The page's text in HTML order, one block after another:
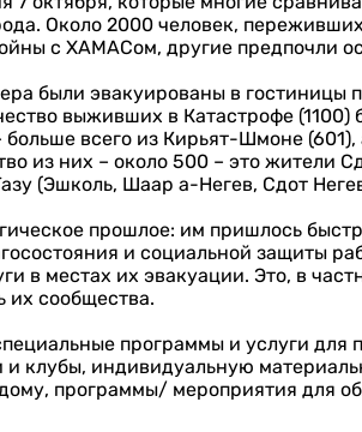
Около 2000 человек,
с ХАМАСом, другие предпочли
были эвакуированы в гостиницы
выживших в Катастрофе (1100)
всего из Кирьят-Шмоне (601),
из них – около 500 – это жители
(Эшколь, Шаар а-Негев, Сдот
прошлое: им пришлось
и социальной защиты
в местах их эвакуации. Это, в
их сообщества.
программы и услуги
и клубы, индивидуальную
программы/ мероприятия для